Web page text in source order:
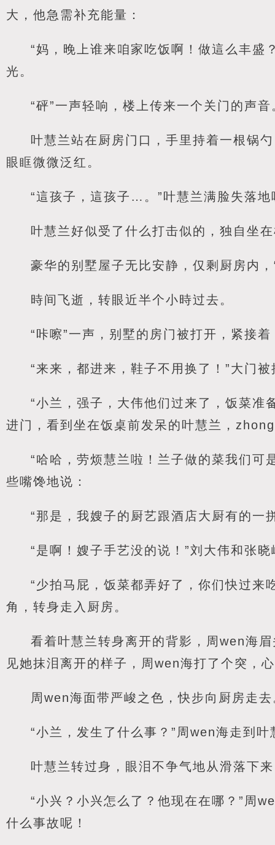
大，他急需补充能量：
“妈，晚上谁来咱家吃饭啊！做這么丰盛
光。
“砰”一声轻响，楼上传来一个关门的声音
叶慧兰站在厨房门口，手里持着一根锅
眼眶微微泛红。
“這孩子，這孩子…。”叶慧兰满脸失落地
叶慧兰好似受了什么打击似的，独自坐
豪华的别墅屋子无比安静，仅剩厨房内
時间飞逝，转眼近半个小時过去。
“咔嚓”一声，别墅的房门被打开，紧接
“来来，都进来，鞋子不用换了！”大门
“小兰，强子，大伟他们过来了，饭菜准
进门，看到坐在饭桌前发呆的叶慧兰，
“哈哈，劳烦慧兰啦！兰子做的菜我们可
些嘴馋地说：
“那是，我嫂子的厨艺跟酒店大厨有的一
“是啊！嫂子手艺没的说！”刘大伟和张
“少拍马屁，饭菜都弄好了，你们快过来
角，转身走入厨房。
看着叶慧兰转身离开的背影，周wen海
见她抹泪离开的样子，周wen海打了个突，
周wen海面带严峻之色，快步向厨房走去
“小兰，发生了什么事？”周wen海走到
叶慧兰转过身，眼泪不争气地从滑落下
“小兴？小兴怎么了？他现在在哪？”周
什么事故呢！